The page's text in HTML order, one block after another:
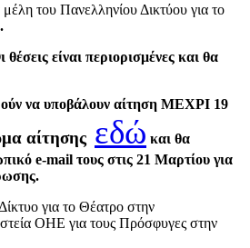
μέλη του Πανελληνίου Δικτύου για το
.
είναι περιορισμένες και θα
να υποβάλουν αίτηση ΜΕΧΡΙ 19
αίτησης εδώ και θα
e-mail τους στις 21 Μαρτίου για
για το Θέατρο στην
ΟΗΕ για τους Πρόσφυγες στην